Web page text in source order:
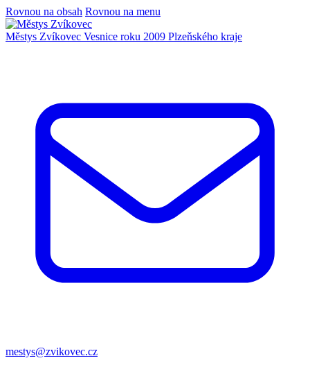
Rovnou na obsah Rovnou na menu
Městys Zvíkovec Vesnice roku 2009 Plzeňského kraje
mestys@zvikovec.cz